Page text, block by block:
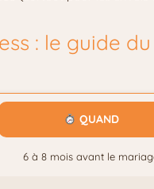
: le guide
QUAND
6 à 8 mois avant le